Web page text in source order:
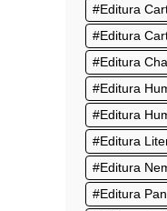
Editura
Editura
Editura
Editura
Editura
Editura
Editura
Editura